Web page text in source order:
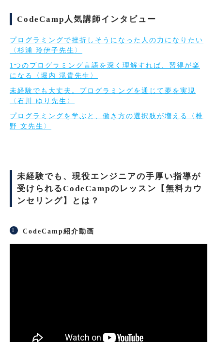
CodeCamp人気講師インタビュー
プログラミングで挫折しそうになった人の力になりたい
〈杉浦 玲伊子先生〉
1つのプログラミング言語を深く理解すれば、習得が楽
になる〈堀内 滉貴先生〉
未経験でも大丈夫。プログラミングを通じて夢を実現
〈石川 ゆり先生〉
プログラミングを学ぶと、働き方の選択肢が増える〈椎
野 文先生〉
未経験でも、現役エンジニアの手厚い指導が
受けられるCodeCampのレッスン【無料カウ
ンセリング】とは？
CodeCamp紹介動画